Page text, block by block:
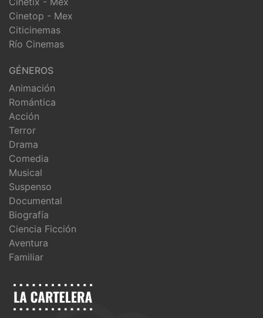
Cinetop - Mex
Citicinemas
Río Cinemas
GÉNEROS
Animación
Romántica
Acción
Terror
Drama
Comedia
Musical
Suspenso
Documental
Biografía
Ciencia Ficción
Aventura
Familiar